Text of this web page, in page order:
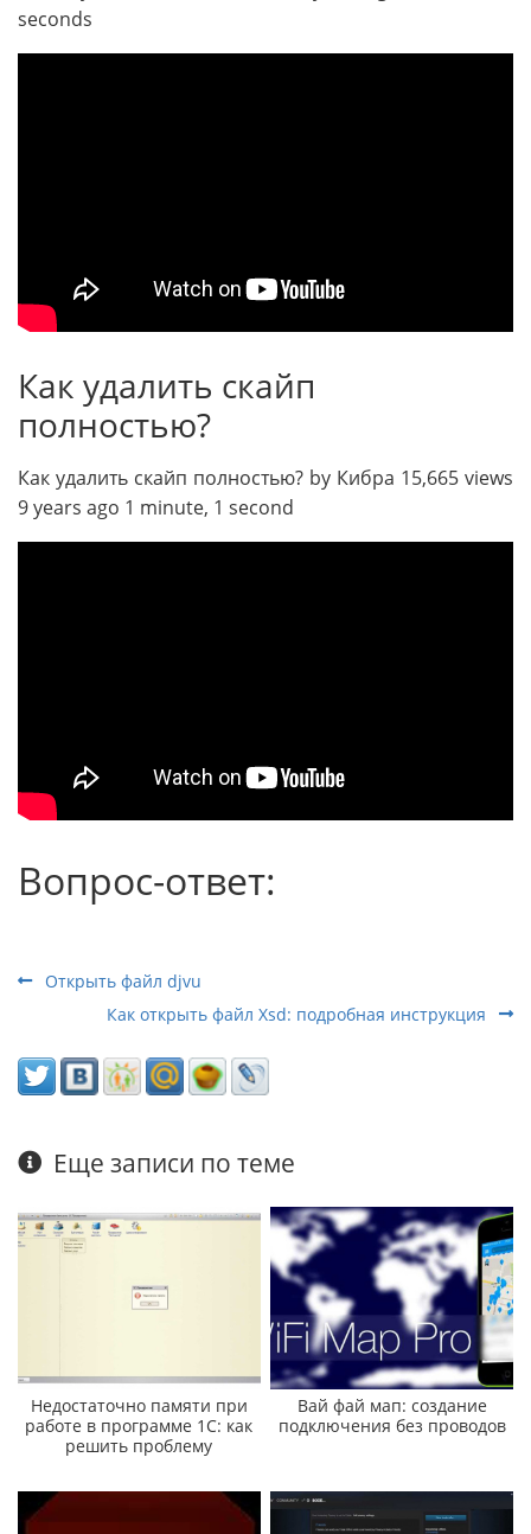
seconds
Как удалить скайп
полностью?
Как удалить скайп полностью? by Кибра 15,665 views
9 years ago 1 minute, 1 second
Вопрос-ответ:
Открыть файл djvu
Как открыть файл Xsd: подробная инструкция
Еще записи по теме
Недостаточно памяти при
работе в программе 1С: как
решить проблему
Вай фай мап: создание
подключения без проводов